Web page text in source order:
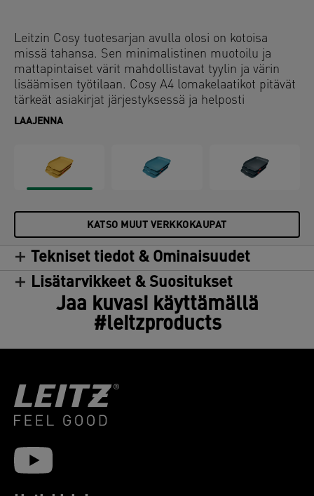
Leitzin Cosy tuotesarjan avulla olosi on kotoisa
missä tahansa. Sen minimalistinen muotoilu ja
mattapintaiset värit mahdollistavat tyylin ja värin
lisäämisen työtilaan. Cosy A4 lomakelaatikot pitävät
tärkeät asiakirjat järjestyksessä ja helposti
saavutettavissa. Nämä korkealaatuiset
LAAJENNA
KATSO MUUT VERKKOKAUPAT
Tekniset tiedot & Ominaisuudet
Lisätarvikkeet & Suositukset
Jaa kuvasi käyttämällä
#leitzproducts